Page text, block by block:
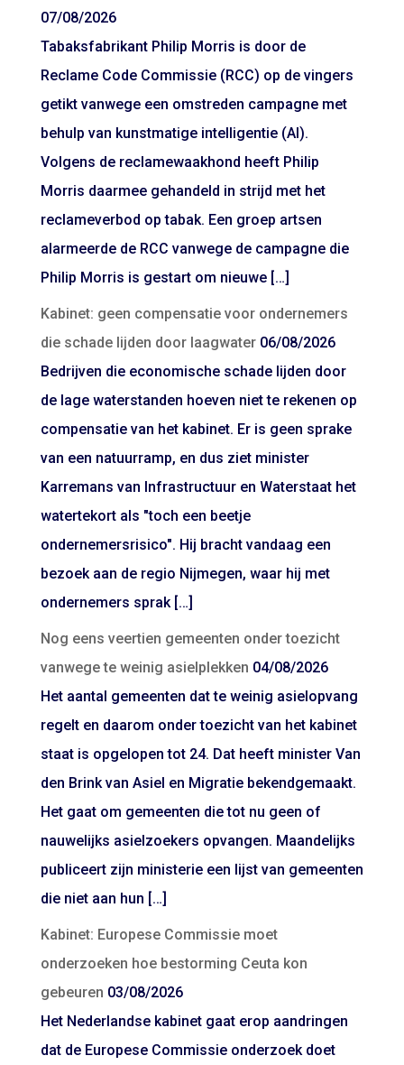
07/08/2026
Tabaksfabrikant Philip Morris is door de
Reclame Code Commissie (RCC) op de vingers
getikt vanwege een omstreden campagne met
behulp van kunstmatige intelligentie (AI).
Volgens de reclamewaakhond heeft Philip
Morris daarmee gehandeld in strijd met het
reclameverbod op tabak. Een groep artsen
alarmeerde de RCC vanwege de campagne die
Philip Morris is gestart om nieuwe […]
Kabinet: geen compensatie voor ondernemers
die schade lijden door laagwater 06/08/2026
Bedrijven die economische schade lijden door
de lage waterstanden hoeven niet te rekenen op
compensatie van het kabinet. Er is geen sprake
van een natuurramp, en dus ziet minister
Karremans van Infrastructuur en Waterstaat het
watertekort als "toch een beetje
ondernemersrisico". Hij bracht vandaag een
bezoek aan de regio Nijmegen, waar hij met
ondernemers sprak […]
Nog eens veertien gemeenten onder toezicht
vanwege te weinig asielplekken 04/08/2026
Het aantal gemeenten dat te weinig asielopvang
regelt en daarom onder toezicht van het kabinet
staat is opgelopen tot 24. Dat heeft minister Van
den Brink van Asiel en Migratie bekendgemaakt.
Het gaat om gemeenten die tot nu geen of
nauwelijks asielzoekers opvangen. Maandelijks
publiceert zijn ministerie een lijst van gemeenten
die niet aan hun […]
Kabinet: Europese Commissie moet
onderzoeken hoe bestorming Ceuta kon
gebeuren 03/08/2026
Het Nederlandse kabinet gaat erop aandringen
dat de Europese Commissie onderzoek doet